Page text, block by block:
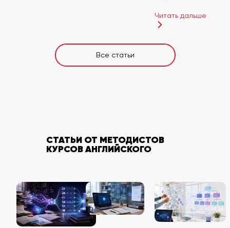
Читать дальше
Все статьи
СТАТЬИ ОТ МЕТОДИСТОВ
КУРСОВ АНГЛИЙСКОГО